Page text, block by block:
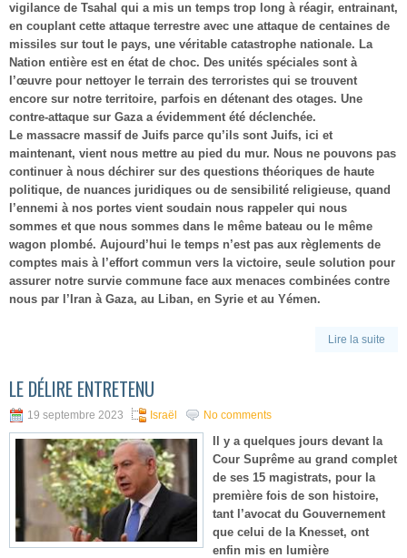
vigilance de Tsahal qui a mis un temps trop long à réagir, entrainant,
en couplant cette attaque terrestre avec une attaque de centaines de
missiles sur tout le pays, une véritable catastrophe nationale. La
Nation entière est en état de choc. Des unités spéciales sont à
l’œuvre pour nettoyer le terrain des terroristes qui se trouvent
encore sur notre territoire, parfois en détenant des otages. Une
contre-attaque sur Gaza a évidemment été déclenchée.
Le massacre massif de Juifs parce qu’ils sont Juifs, ici et
maintenant, vient nous mettre au pied du mur. Nous ne pouvons pas
continuer à nous déchirer sur des questions théoriques de haute
politique, de nuances juridiques ou de sensibilité religieuse, quand
l’ennemi à nos portes vient soudain nous rappeler qui nous
sommes et que nous sommes dans le même bateau ou le même
wagon plombé. Aujourd’hui le temps n’est pas aux règlements de
comptes mais à l’effort commun vers la victoire, seule solution pour
assurer notre survie commune face aux menaces combinées contre
nous par l’Iran à Gaza, au Liban, en Syrie et au Yémen.
Lire la suite
LE DÉLIRE ENTRETENU
19 septembre 2023 Israël No comments
Il y a quelques jours devant la
Cour Suprême au grand complet
de ses 15 magistrats, pour la
première fois de son histoire,
tant l’avocat du Gouvernement
que celui de la Knesset, ont
enfin mis en lumière